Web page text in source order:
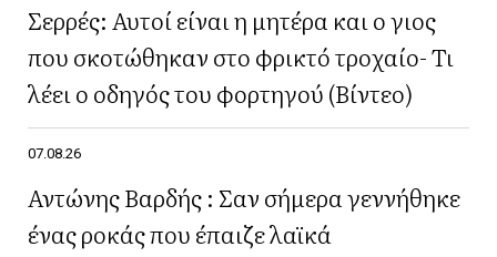
Σερρές: Αυτοί είναι η μητέρα και ο γιος
που σκοτώθηκαν στο φρικτό τροχαίο- Τι
λέει ο οδηγός του φορτηγού (Βίντεο)
07.08.26
Αντώνης Βαρδής : Σαν σήμερα γεννήθηκε
ένας ροκάς που έπαιζε λαϊκά